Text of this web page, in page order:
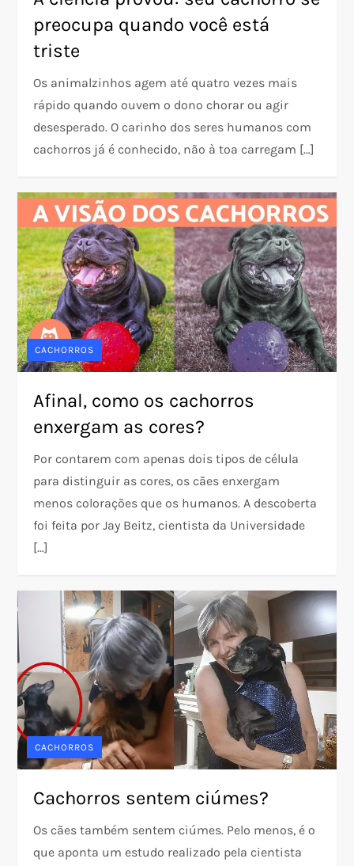
preocupa quando você está
triste
Os animalzinhos agem até quatro vezes mais
rápido quando ouvem o dono chorar ou agir
desesperado. O carinho dos seres humanos com
cachorros já é conhecido, não à toa carregam […]
CACHORROS
Afinal, como os cachorros
enxergam as cores?
Por contarem com apenas dois tipos de célula
para distinguir as cores, os cães enxergam
menos colorações que os humanos. A descoberta
foi feita por Jay Beitz, cientista da Universidade
[…]
CACHORROS
Cachorros sentem ciúmes?
Os cães também sentem ciúmes. Pelo menos, é o
que aponta um estudo realizado pela cientista